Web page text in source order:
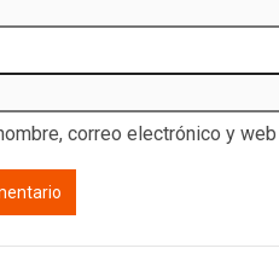
correo electrónico y